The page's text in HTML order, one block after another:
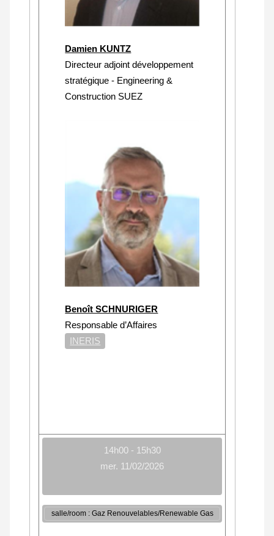
Damien KUNTZ
Directeur adjoint développement
stratégique - Engineering &
Construction SUEZ
Benoît SCHNURIGER
Responsable d’Affaires
INERIS
14h00 - 15h30
mer. 11/02/2026
salle/room : Gaz Renouvelables/Renewable Gas